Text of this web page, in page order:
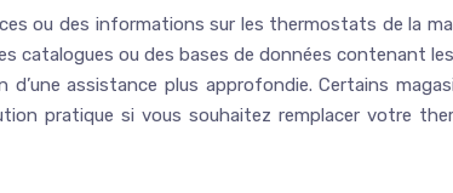
ou des informations sur les thermostats de la
catalogues ou des bases de données contenant
assistance plus approfondie. Certains
pratique si vous souhaitez remplacer votre